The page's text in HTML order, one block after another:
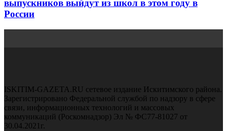
выпускников выйдут из школ в этом году в
России
ISKITIM-GAZETA.RU сетевое издание Искитимского района.
Зарегистрировано Федеральной службой по надзору в сфере
связи, информационных технологий и массовых
коммуникаций (Роскомнадзор) Эл № ФС77-81027 от
30.04.2021г.